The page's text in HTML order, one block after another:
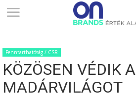
ONBRANDS
–
Fenntarthatóság / CSR
KÖZÖSEN VÉDIK A
MADÁRVILÁGOT